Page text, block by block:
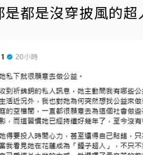
都是沒穿披風的超